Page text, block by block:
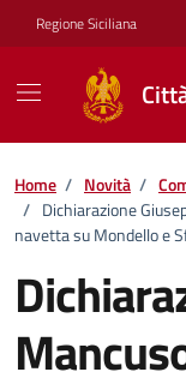
Vai ai contenuti
Vai al footer
Regione Siciliana
Home / Novità /
/ Dichiarazione
navetta su Mondello e